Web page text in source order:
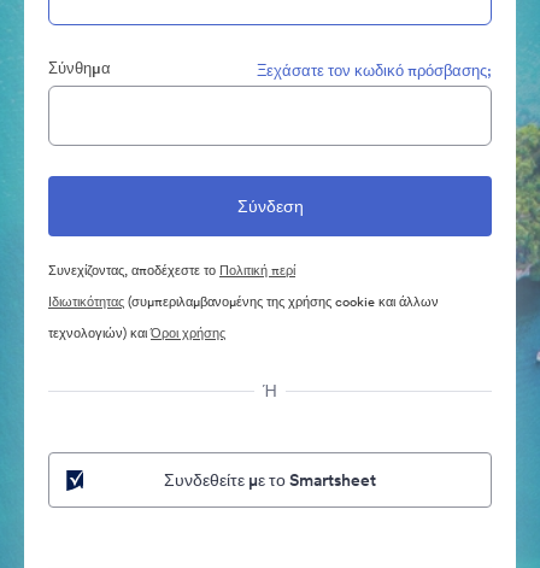
Σύνθημα Ξεχάσατε τον κωδικό πρόσβασης;
Συνεχίζοντας, αποδέχεστε το Πολιτική περί
Ιδιωτικότητας(συμπεριλαμβανομένης της χρήσης cookie και άλλων
τεχνολογιών) καιΌροι χρήσης
Ή
Συνδεθείτε με το Smartsheet